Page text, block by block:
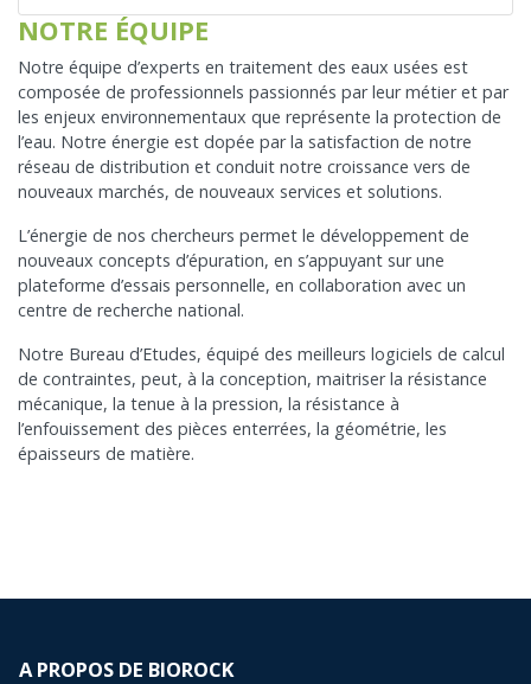
NOTRE ÉQUIPE
Notre équipe d’experts en traitement des eaux usées est
composée de professionnels passionnés par leur métier et par
les enjeux environnementaux que représente la protection de
l’eau. Notre énergie est dopée par la satisfaction de notre
réseau de distribution et conduit notre croissance vers de
nouveaux marchés, de nouveaux services et solutions.
L’énergie de nos chercheurs permet le développement de
nouveaux concepts d’épuration, en s’appuyant sur une
plateforme d’essais personnelle, en collaboration avec un
centre de recherche national.
Notre Bureau d’Etudes, équipé des meilleurs logiciels de calcul
de contraintes, peut, à la conception, maitriser la résistance
mécanique, la tenue à la pression, la résistance à
l’enfouissement des pièces enterrées, la géométrie, les
épaisseurs de matière.
A PROPOS DE BIOROCK